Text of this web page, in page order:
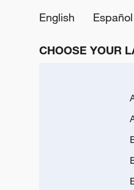
English
Español
CHOOSE YOUR